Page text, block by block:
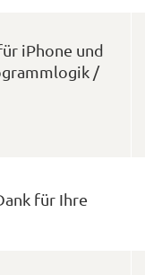
iPhone und
/
für Ihre